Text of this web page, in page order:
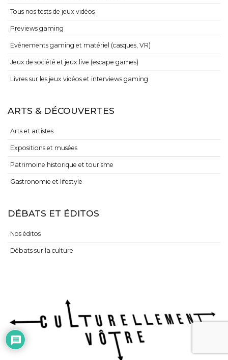
Tous nos tests de jeux vidéos
Previews gaming
Evénements gaming et matériel (casques, VR)
Jeux de société et jeux live (escape games)
Livres sur les jeux vidéos et interviews gaming
ARTS & DÉCOUVERTES
Arts et artistes
Expositions et musées
Patrimoine historique et tourisme
Gastronomie et lifestyle
DÉBATS ET ÉDITOS
Nos éditos
Débats sur la culture